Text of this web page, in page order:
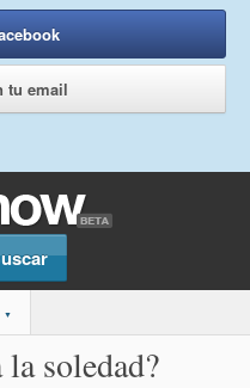
tu email
▼
soledad?